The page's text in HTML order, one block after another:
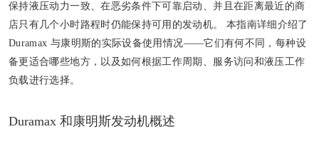
保持液压动力一致、在恶劣条件下可靠启动、并且在距离最近的商
店只有几个小时路程时仍能保持可用的发动机。 本指南详细介绍了
Duramax 与康明斯的实际设备使用情况——它们有何不同，每种设
备更适合哪些地方，以及如何根据工作周期、服务访问和液压工作
负载进行选择。
Duramax 和康明斯发动机概述